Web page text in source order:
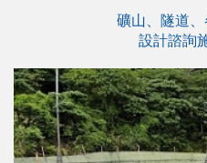
礦山、隧道
設計諮詢